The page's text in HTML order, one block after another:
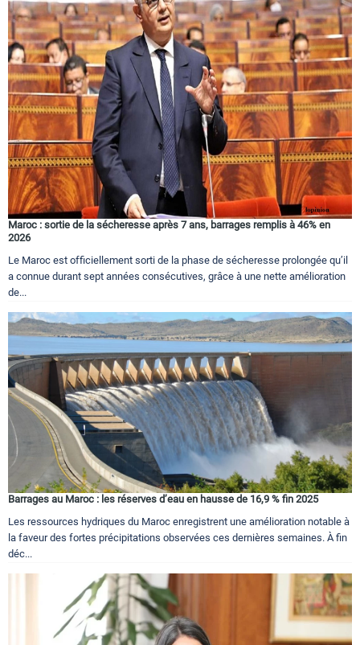
Maroc : sortie de la sécheresse après 7 ans, barrages remplis à 46% en
2026
Le Maroc est officiellement sorti de la phase de sécheresse prolongée qu’il
a connue durant sept années consécutives, grâce à une nette amélioration
de...
Barrages au Maroc : les réserves d’eau en hausse de 16,9 % fin 2025
Les ressources hydriques du Maroc enregistrent une amélioration notable à
la faveur des fortes précipitations observées ces dernières semaines. À fin
déc...